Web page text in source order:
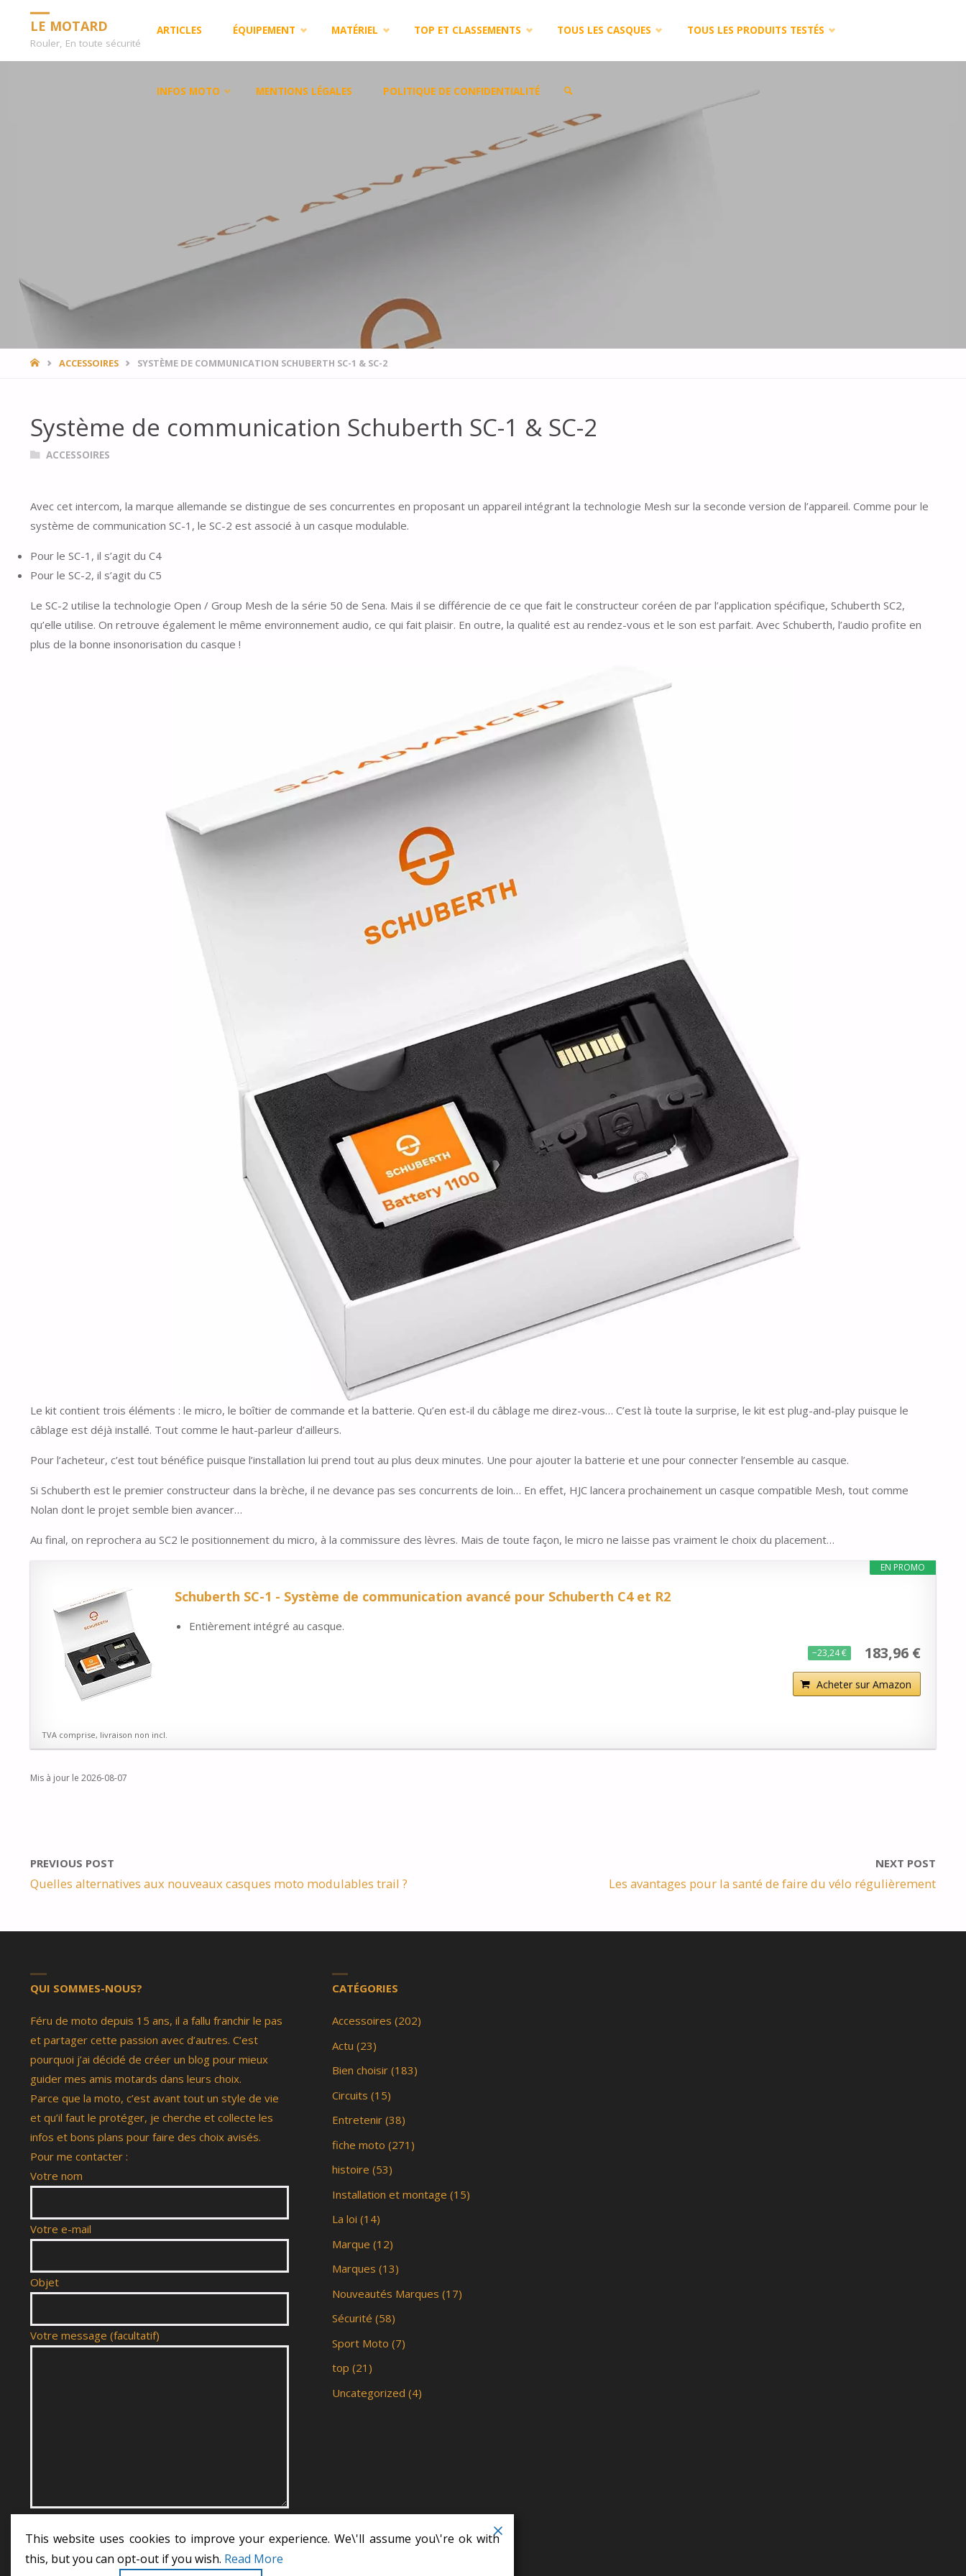
LE MOTARD
Rouler, En toute sécurité
content
ARTICLES ÉQUIPEMENT MATÉRIEL TOP ET CLASSEMENTS TOUS LES CASQUES TOUS LES PRODUITS TESTÉS
INFOS MOTO MENTIONS LÉGALES POLITIQUE DE CONFIDENTIALITÉ
SEARCH
HOMEACCESSOIRES SYSTÈME DE COMMUNICATION SCHUBERTH SC-1 & SC-2
Système de communication Schuberth SC-1 & SC-2
ACCESSOIRES
Avec cet intercom, la marque allemande se distingue de ses concurrentes en proposant un appareil intégrant la technologie Mesh sur la seconde version de l’appareil. Comme pour le
système de communication SC-1, le SC-2 est associé à un casque modulable.
Pour le SC-1, il s’agit du C4
Pour le SC-2, il s’agit du C5
Le SC-2 utilise la technologie Open / Group Mesh de la série 50 de Sena. Mais il se différencie de ce que fait le constructeur coréen de par l’application spécifique, Schuberth SC2,
qu’elle utilise. On retrouve également le même environnement audio, ce qui fait plaisir. En outre, la qualité est au rendez-vous et le son est parfait. Avec Schuberth, l’audio profite en
plus de la bonne insonorisation du casque !
Le kit contient trois éléments : le micro, le boîtier de commande et la batterie. Qu’en est-il du câblage me direz-vous… C’est là toute la surprise, le kit est plug-and-play puisque le
câblage est déjà installé. Tout comme le haut-parleur d’ailleurs.
Pour l’acheteur, c’est tout bénéfice puisque l’installation lui prend tout au plus deux minutes. Une pour ajouter la batterie et une pour connecter l’ensemble au casque.
Si Schuberth est le premier constructeur dans la brèche, il ne devance pas ses concurrents de loin… En effet, HJC lancera prochainement un casque compatible Mesh, tout comme
Nolan dont le projet semble bien avancer…
Au final, on reprochera au SC2 le positionnement du micro, à la commissure des lèvres. Mais de toute façon, le micro ne laisse pas vraiment le choix du placement…
EN PROMO
Schuberth SC-1 - Système de communication avancé pour Schuberth C4 et R2
Entièrement intégré au casque.
−23,24 € 183,96 €
Acheter sur Amazon
TVA comprise, livraison non incl.
Mis à jour le 2026-08-07
PREVIOUS POST
Quelles alternatives aux nouveaux casques moto modulables trail ?
NEXT POST
Les avantages pour la santé de faire du vélo régulièrement
QUI SOMMES-NOUS?
Féru de moto depuis 15 ans, il a fallu franchir le pas
et partager cette passion avec d’autres. C’est
pourquoi j’ai décidé de créer un blog pour mieux
guider mes amis motards dans leurs choix.
Parce que la moto, c’est avant tout un style de vie
et qu’il faut le protéger, je cherche et collecte les
infos et bons plans pour faire des choix avisés.
Pour me contacter :
Votre nom
Votre e-mail
Objet
Votre message (facultatif)
CATÉGORIES
Accessoires (202)
Actu (23)
Bien choisir(183)
Circuits (15)
Entretenir(38)
fiche moto (271)
histoire (53)
Installation et montage (15)
La loi (14)
Marque (12)
Marques (13)
Nouveautés Marques (17)
Sécurité (58)
Sport Moto (7)
top (21)
Uncategorized (4)
This website uses cookies to improve your experience. We\'ll assume you\'re ok with
this, but you can opt-out if you wish. Read More